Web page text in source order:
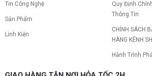
10 Nguyên nhân
FPS thường gặp
PC gaming bị tụt FPS sau
và cách kiểm tra, khắc
NVIDIA Hoãn Ra Mắt
Tin Công Nghệ
Sản Phẩm
Linh Kiện
Quy Định
Thông Tin
CHÍNH SÁCH
HÀNG KÊNH
Hành Trình